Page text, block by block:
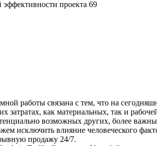
эффективности проекта 69
работы связана с тем, что на
затратах, как материальных, так и
возможных других, более
исключить влияние человеческого
продажу 24/7.